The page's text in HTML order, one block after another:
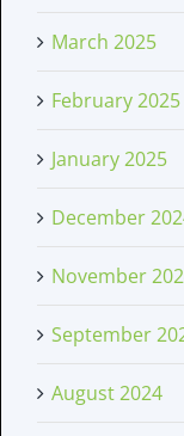
March 2025
February 2025
January 2025
December
November
September
August 2024